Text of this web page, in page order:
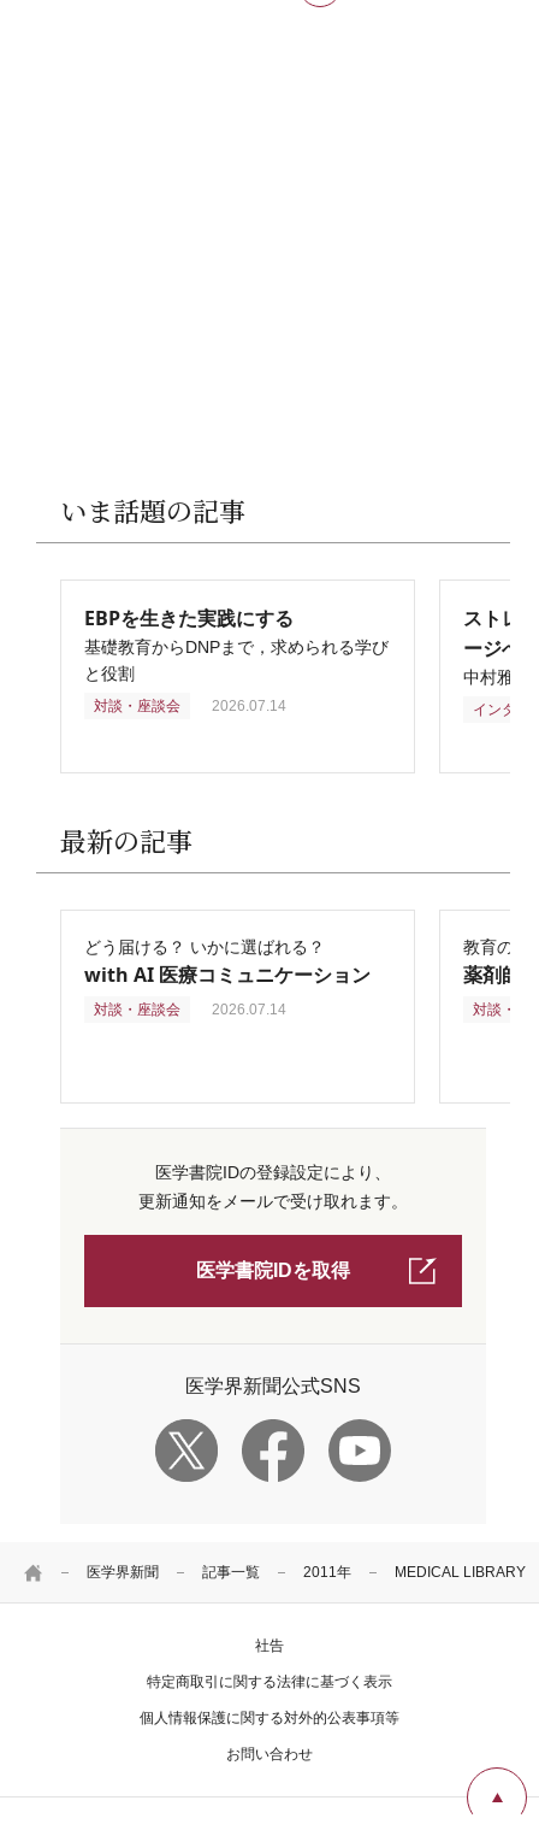
HOME 医学界新聞 記事一覧 2011年 MEDICAL LIBRARY
いま話題の記事
EBPを生きた実践にする
基礎教育からDNPまで，求められる学び
と役割
対談・座談会 2026.07.14
ストレ
ージへ
中村雅俊
インタビ
最新の記事
どう届ける？ いかに選ばれる？
with AI 医療コミュニケーション
対談・座談会 2026.07.14
教育の再
薬剤師
対談・座
医学書院IDの登録設定により、
更新通知をメールで受け取れます。
医学書院IDを取得
医学界新聞公式SNS
社告
特定商取引に関する法律に基づく表示
個人情報保護に関する対外的公表事項等
お問い合わせ